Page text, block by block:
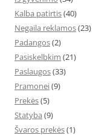
Kalba patirtis(40)
Negaila reklamos(23)
Padangos(2)
Pasiskelbkim (21)
Paslaugos(33)
Pramonei(9)
Prekės(5)
Statyba (9)
Švaros prekės(1)